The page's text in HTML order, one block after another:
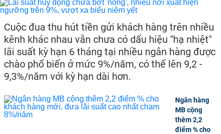
Cuộc đua thu hút tiền gửi khách hàng trên nhiều
kênh khác nhau vẫn chưa có dấu hiệu "hạ nhiệt"
lãi suất kỳ hạn 6 tháng tại nhiều ngân hàng được
chào phổ biến ở mức 9%/năm, có thể lên 9,2 -
9,3%/năm với kỳ hạn dài hơn.
Ngân hàng
MB cộng
thêm 2,2
điểm % cho